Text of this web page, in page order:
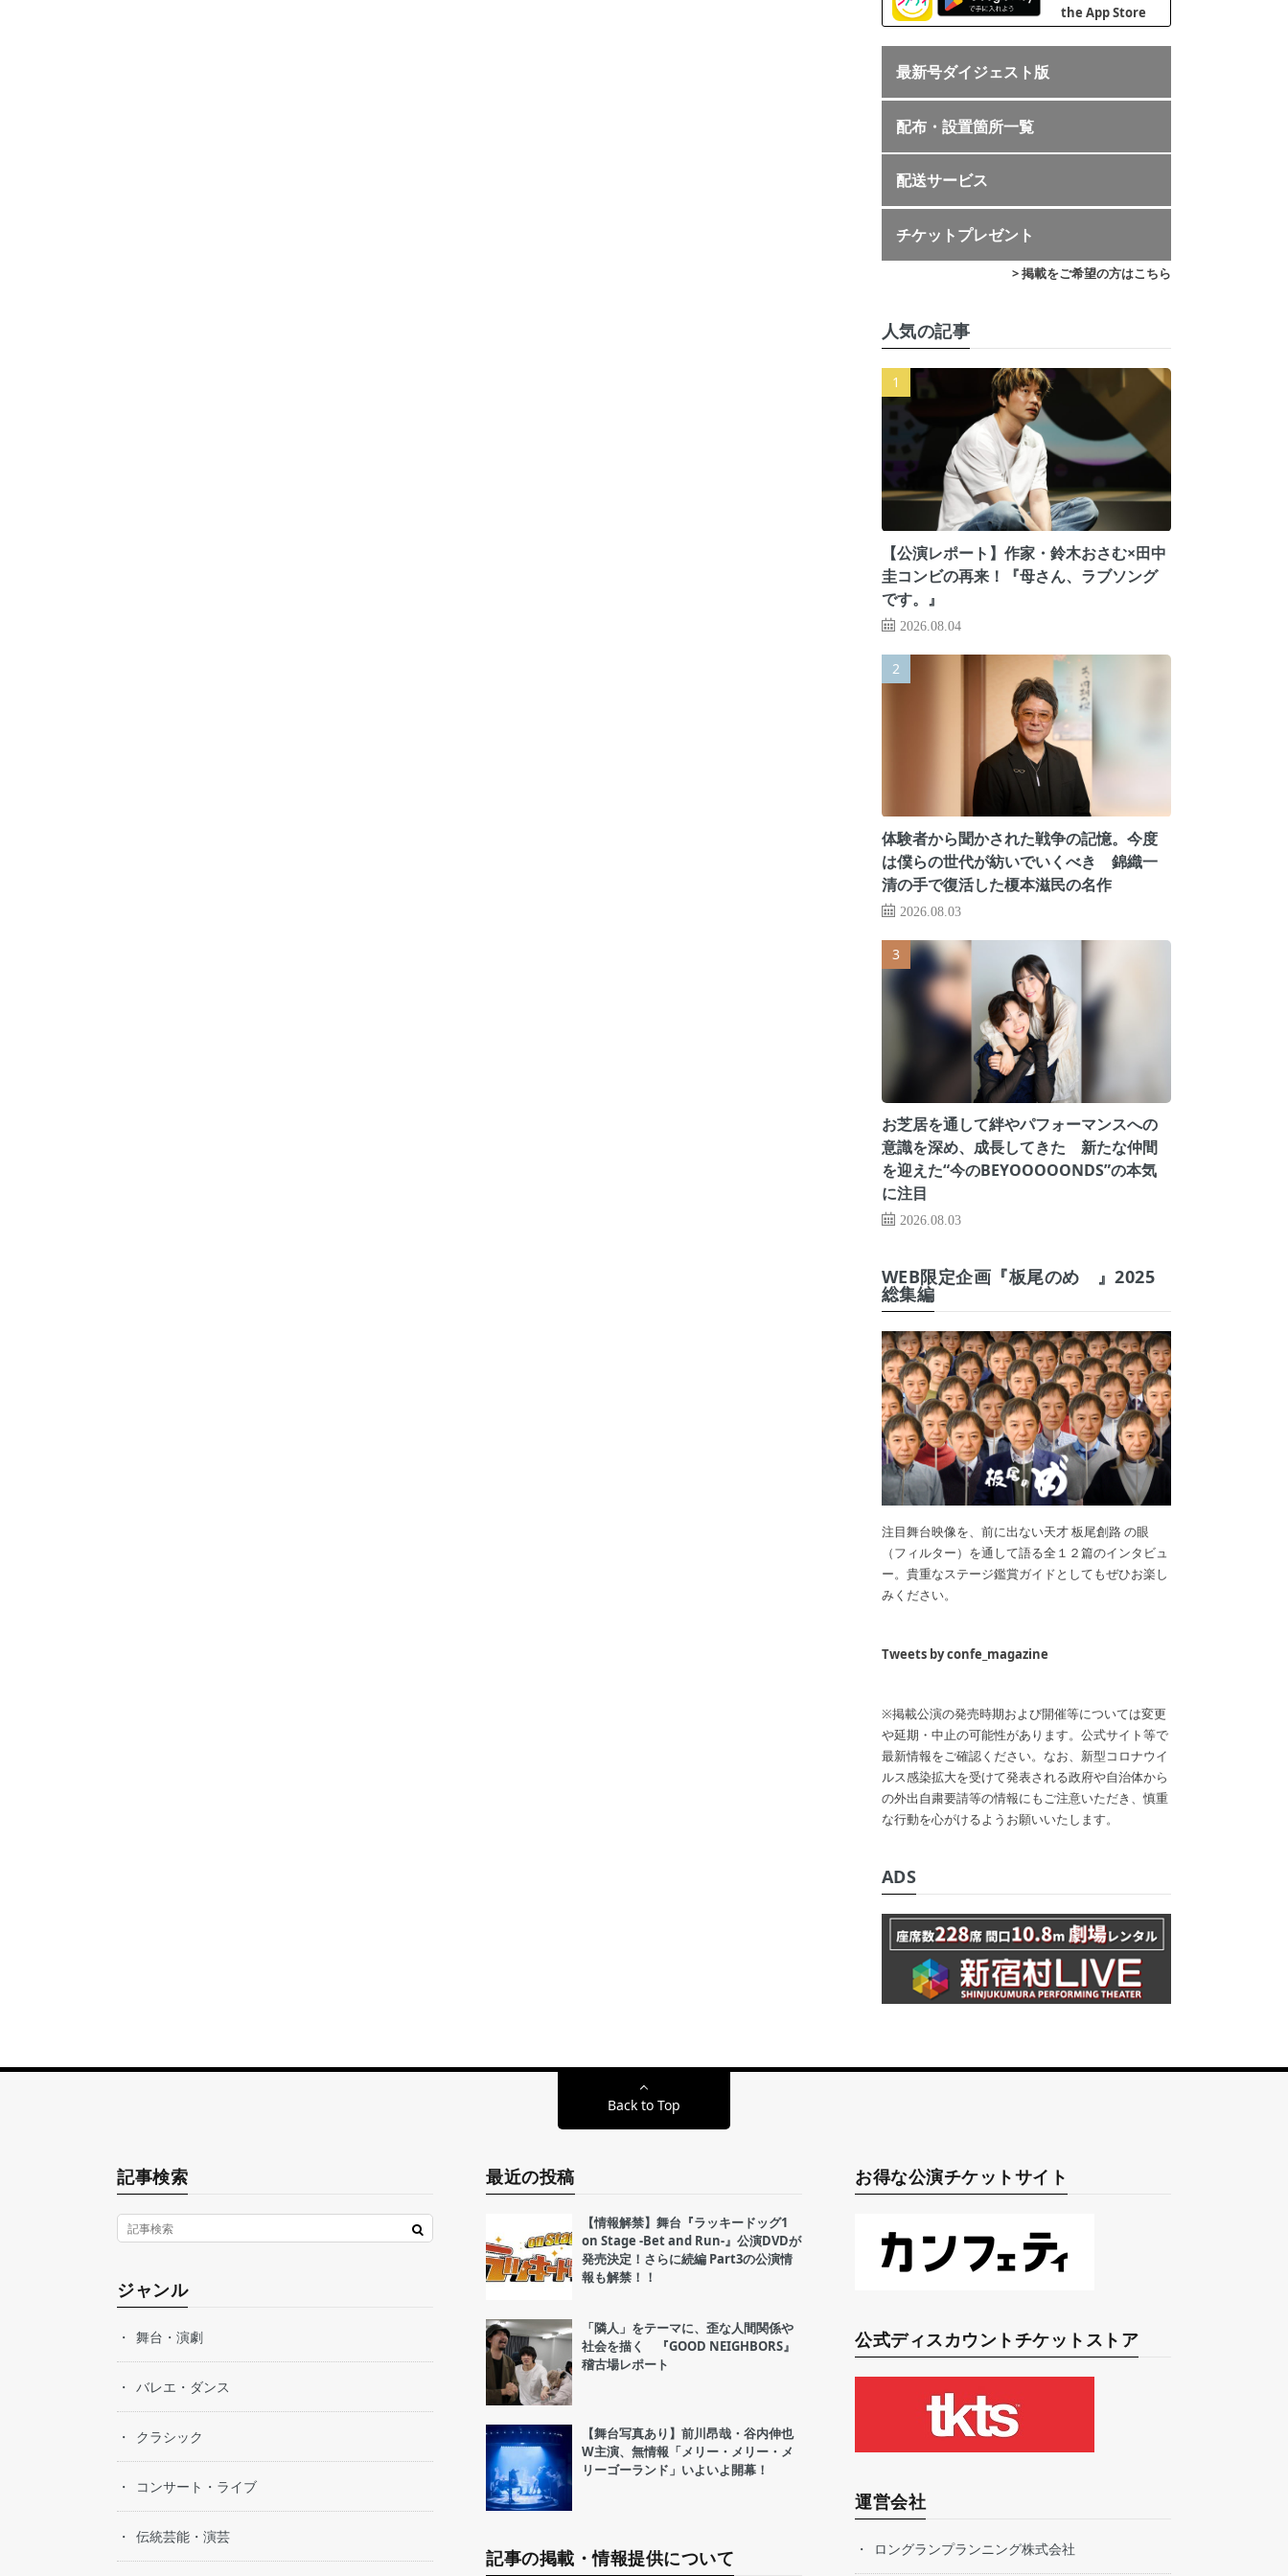
最新号ダイジェスト版
配布・設置箇所一覧
配送サービス
チケットプレゼント
> 掲載をご希望の方はこちら
人気の記事
【公演レポート】作家・鈴木おさむ×田中
圭コンビの再来！『母さん、ラブソング
です。』
2026.08.04
体験者から聞かされた戦争の記憶。今度
は僕らの世代が紡いでいくべき 錦織一
清の手で復活した榎本滋民の名作
2026.08.03
お芝居を通して絆やパフォーマンスへの
意識を深め、成長してきた 新たな仲間
を迎えた“今のBEYOOOOONDS”の本気
に注目
2026.08.03
WEB限定企画『板尾のめ゙』2025
総集編
注目舞台映像を、前に出ない天才 板尾創路 の眼
（フィルター）を通して語る全１２篇のインタビュ
ー。貴重なステージ鑑賞ガイドとしてもぜひお楽し
みください。
Tweets by confe_magazine
※掲載公演の発売時期および開催等については変更
や延期・中止の可能性があります。公式サイト等で
最新情報をご確認ください。なお、新型コロナウイ
ルス感染拡大を受けて発表される政府や自治体から
の外出自粛要請等の情報にもご注意いただき、慎重
な行動を心がけるようお願いいたします。
ADS
Back to Top
記事検索
ジャンル
舞台・演劇
バレエ・ダンス
クラシック
コンサート・ライブ
伝統芸能・演芸
最近の投稿
【情報解禁】舞台『ラッキードッグ1
on Stage -Bet and Run-』公演DVDが
発売決定！さらに続編 Part3の公演情
報も解禁！！
「隣人」をテーマに、歪な人間関係や
社会を描く 『GOOD NEIGHBORS』
稽古場レポート
【舞台写真あり】前川昂哉・谷内伸也
W主演、無情報「メリー・メリー・メ
リーゴーランド」いよいよ開幕！
記事の掲載・情報提供について
お得な公演チケットサイト
公式ディスカウントチケットストア
運営会社
ロングランプランニング株式会社